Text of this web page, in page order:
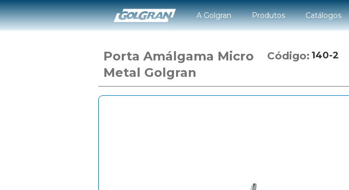
A Golgran Produtos Catálogos
Porta Amálgama Micro
Metal Golgran
Código: 140-2